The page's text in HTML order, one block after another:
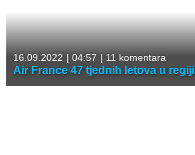
16.09.2022 | 04:57 | 11 komentara
Air France 47 tjednih letova u regiji